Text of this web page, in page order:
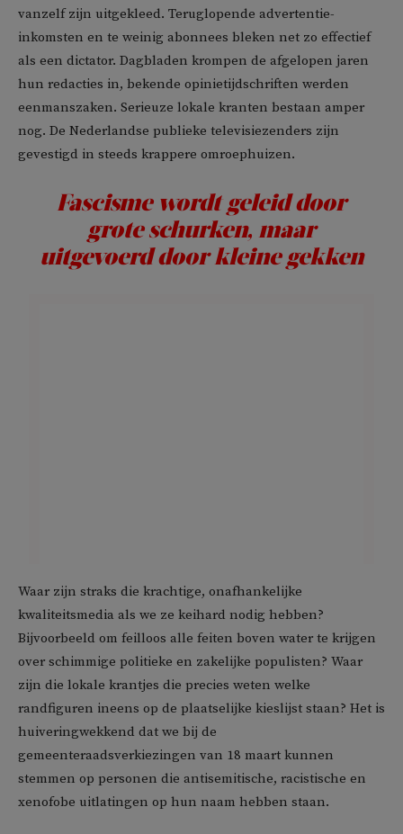
vanzelf zijn uitgekleed. Teruglopende advertentie-
inkomsten en te weinig abonnees bleken net zo effectief
als een dictator. Dagbladen krompen de afgelopen jaren
hun redacties in, bekende opinietijdschriften werden
eenmanszaken. Serieuze lokale kranten bestaan amper
nog. De Nederlandse publieke televisiezenders zijn
gevestigd in steeds krappere omroephuizen.
Fascisme wordt geleid door
grote schurken, maar
uitgevoerd door kleine gekken
Waar zijn straks die krachtige, onafhankelijke
kwaliteitsmedia als we ze keihard nodig hebben?
Bijvoorbeeld om feilloos alle feiten boven water te krijgen
over schimmige politieke en zakelijke populisten? Waar
zijn die lokale krantjes die precies weten welke
randfiguren ineens op de plaatselijke kieslijst staan? Het is
huiveringwekkend dat we bij de
gemeenteraadsverkiezingen van 18 maart kunnen
stemmen op personen die antisemitische, racistische en
xenofobe uitlatingen op hun naam hebben staan.